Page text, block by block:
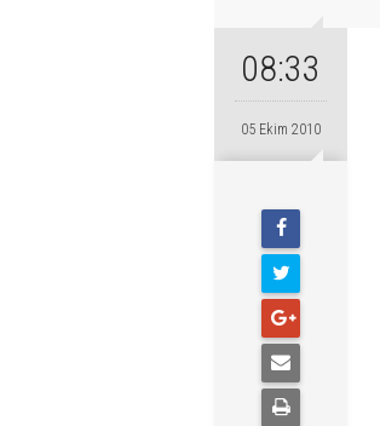
08:33
05 Ekim 2010